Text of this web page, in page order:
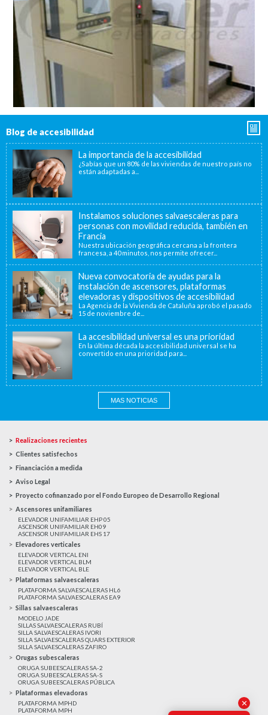
Blog de accesibilidad
La importancia de la accesibilidad
¿Sabías que un 80% de las viviendas de nuestro país no
están adaptadas a...
Instalamos soluciones salvaescaleras para
personas con movilidad reducida, también en
Francia
Nuestra ubicación geográfica cercana a la frontera
francesa, a 40 minutos, nos permite ofrecer...
Nueva convocatoria de ayudas para la
instalación de ascensores, plataformas
elevadoras y dispositivos de accesibilidad
La Agencia de la Vivienda de Cataluña aprobó el pasado
15 de noviembre de...
La accesibilidad universal es una prioridad
En la última década la accesibilidad universal se ha
convertido en una prioridad para...
MAS NOTICIAS
Realizaciones recientes
Clientes satisfechos
Financiación a medida
Aviso Legal
Proyecto cofinanzado por el Fondo Europeo de Desarrollo Regional
Ascensores unifamiliares
ELEVADOR UNIFAMILIAR EHP 05
ASCENSOR UNIFAMILIAR EH09
ASCENSOR UNIFAMILIAR EHS 17
Elevadores verticales
ELEVADOR VERTICAL ENI
ELEVADOR VERTICAL BLM
ELEVADOR VERTICAL BLE
Plataformas salvaescaleras
PLATAFORMA SALVAESCALERAS HL6
PLATAFORMA SALVAESCALERAS EA9
Sillas salvaescaleras
MODELO JADE
SILLAS SALVAESCALERAS RUBÍ
SILLA SALVAESCALERAS IVORI
SILLA SALVAESCALERAS QUARS EXTERIOR
SILLA SALVAESCALERAS ZAFIRO
Orugas subescaleras
ORUGA SUBEESCALERAS SA-2
ORUGA SUBEESCALERAS SA-S
ORUGA SUBEESCALERAS PÚBLICA
Plataformas elevadoras
PLATAFORMA MPHD
PLATAFORMA MPH
✕